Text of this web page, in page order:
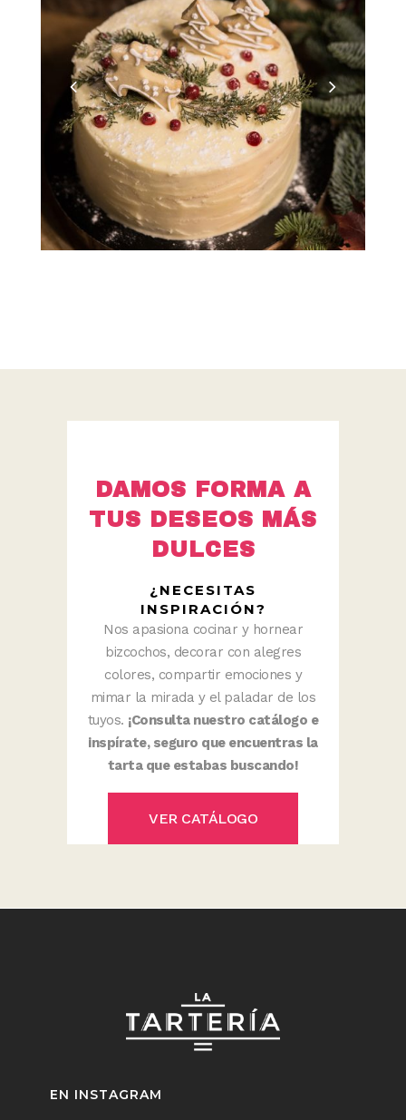
DAMOS FORMA A
TUS DESEOS MÁS
DULCES
¿NECESITAS
INSPIRACIÓN?
Nos apasiona cocinar y hornear
bizcochos, decorar con alegres
colores, compartir emociones y
mimar la mirada y el paladar de los
tuyos. ¡Consulta nuestro catálogo e
inspírate, seguro que encuentras la
tarta que estabas buscando!
VER CATÁLOGO
EN INSTAGRAM